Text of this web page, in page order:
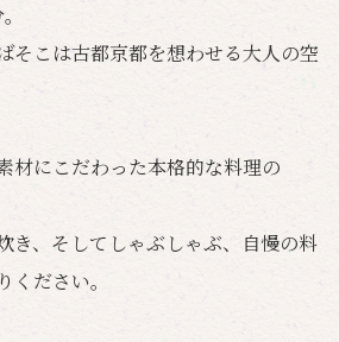
そこは古都京都を想わせる大人の空
材にこだわった本格的な料理の
き、そしてしゃぶしゃぶ、自慢の料
ださい。